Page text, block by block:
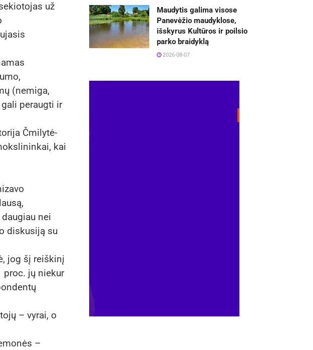
už
(nemiga,
peraugti ir
Čmilytė-
kai
nei
diskusiją su
jog šį reiškinį
proc. jų niekur
– vyrai, o
–
Maudytis galima visose
Panevėžio maudyklose,
išskyrus Kultūros ir poilsio
parko braidyklą
2026-08-07